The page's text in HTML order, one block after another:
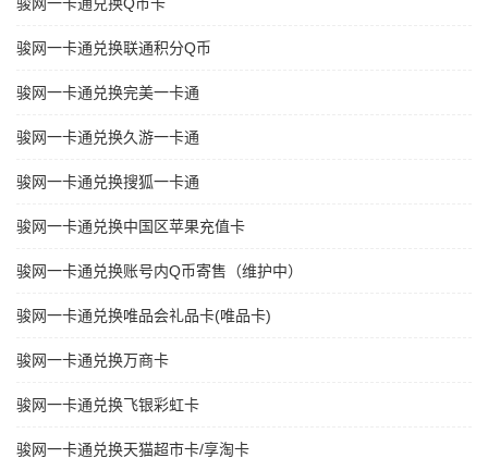
骏网一卡通兑换联通积分Q币
骏网一卡通兑换完美一卡通
骏网一卡通兑换久游一卡通
骏网一卡通兑换搜狐一卡通
骏网一卡通兑换中国区苹果充值卡
骏网一卡通兑换账号内Q币寄售（维护中）
骏网一卡通兑换唯品会礼品卡(唯品卡)
骏网一卡通兑换万商卡
骏网一卡通兑换飞银彩虹卡
骏网一卡通兑换天猫超市卡/享淘卡